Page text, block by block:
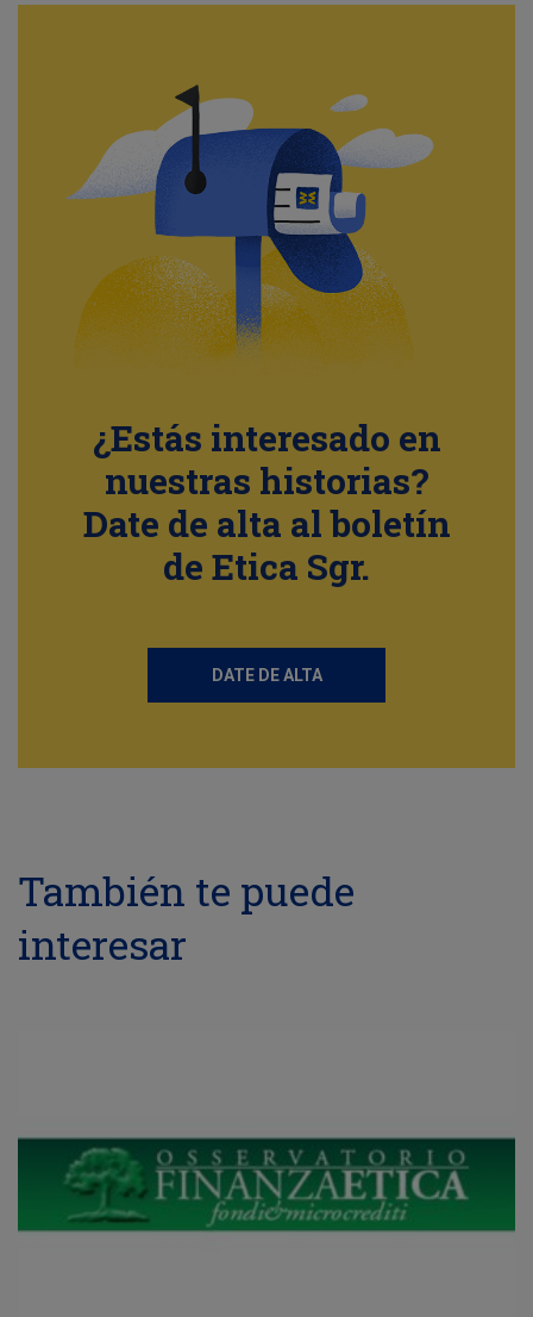
¿Estás interesado en
nuestras historias?
Date de alta al boletín
de Etica Sgr.
DATE DE ALTA
También te puede
interesar